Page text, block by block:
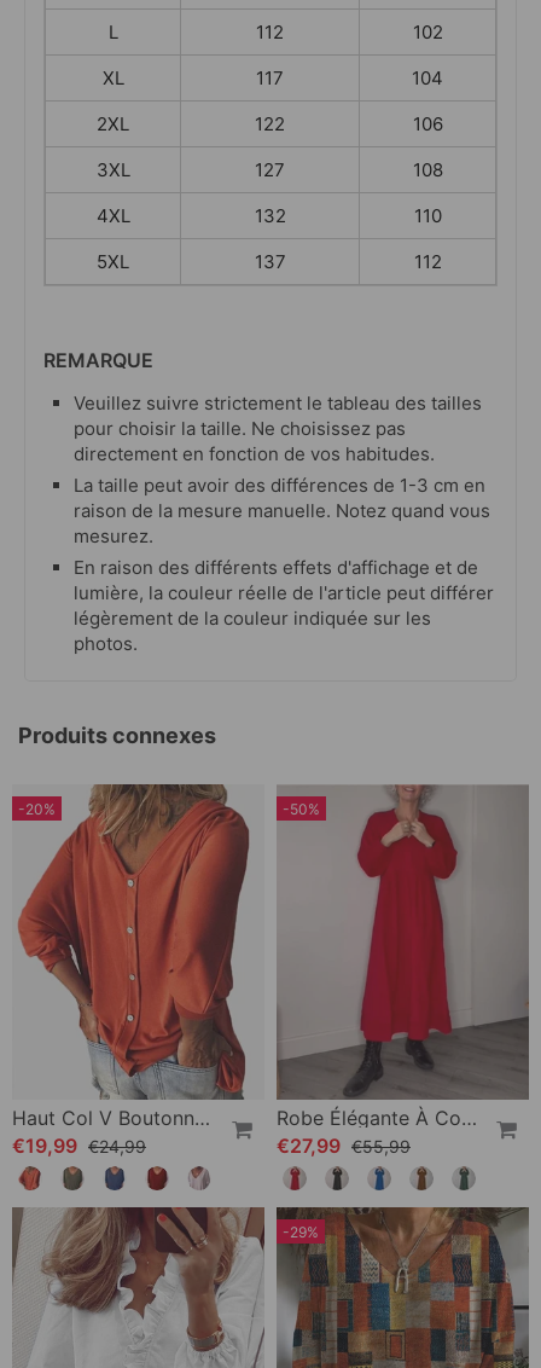
L
112
102
XL
117
104
2XL
122
106
3XL
127
108
4XL
132
110
5XL
137 112
REMARQUE
Veuillez suivre strictement le tableau des tailles
pour choisir la taille. Ne choisissez pas
directement en fonction de vos habitudes.
La taille peut avoir des différences de 1-3 cm en
raison de la mesure manuelle. Notez quand vous
mesurez.
En raison des différents effets d'affichage et de
lumière, la couleur réelle de l'article peut différer
légèrement de la couleur indiquée sur les
photos.
Produits connexes
-20%
Haut Col V Boutonné Dos Manches 3/4
€19,99 €24,99
-50%
Robe Élégante À Col En V Et Manches Longues
€27,99 €55,99
-29%